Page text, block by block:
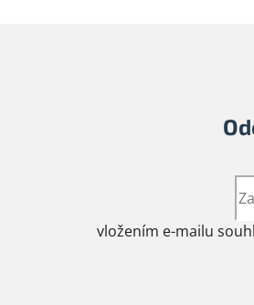
vložením e-mailu